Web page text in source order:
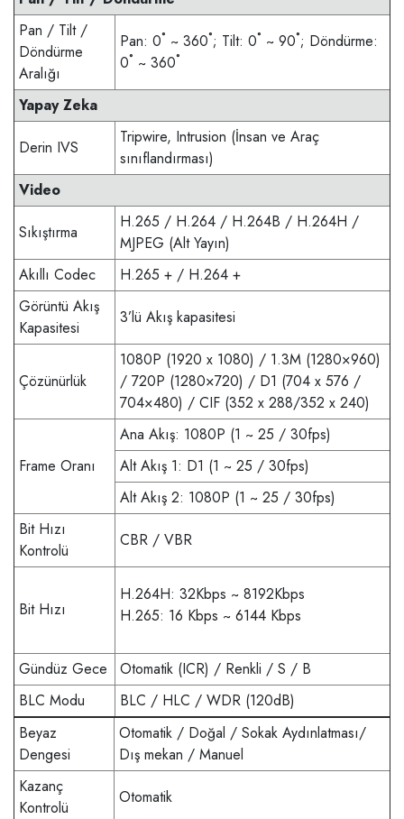
Pan / Tilt /
Döndürme
Aralığı
Pan: 0˚ ~ 360˚; Tilt: 0˚ ~ 90˚; Döndürme:
0˚ ~ 360˚
Yapay Zeka
Derin IVS
Tripwire, Intrusion (İnsan ve Araç
sınıflandırması)
Video
Sıkıştırma
H.265 / H.264 / H.264B / H.264H /
MJPEG (Alt Yayın)
Akıllı Codec
H.265 + / H.264 +
Görüntü Akış
Kapasitesi
3’lü Akış kapasitesi
Çözünürlük
1080P (1920 x 1080) / 1.3M (1280×960)
/ 720P (1280×720) / D1 (704 x 576 /
704×480) / CIF (352 x 288/352 x 240)
Frame Oranı
Ana Akış: 1080P (1 ~ 25 / 30fps)
Alt Akış 1: D1 (1 ~ 25 / 30fps)
Alt Akış 2: 1080P (1 ~ 25 / 30fps)
Bit Hızı
Kontrolü
CBR / VBR
Bit Hızı
H.264H: 32Kbps ~ 8192Kbps
H.265: 16 Kbps ~ 6144 Kbps
Gündüz Gece
Otomatik (ICR) / Renkli / S / B
BLC Modu
BLC / HLC / WDR (120dB)
Beyaz
Dengesi
Otomatik / Doğal / Sokak Aydınlatması/
Dış mekan / Manuel
Kazanç
Kontrolü
Otomatik